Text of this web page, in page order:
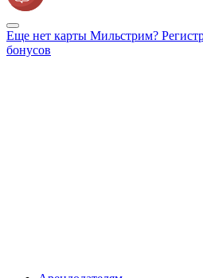
Еще нет карты Мильстрим?
бонусов